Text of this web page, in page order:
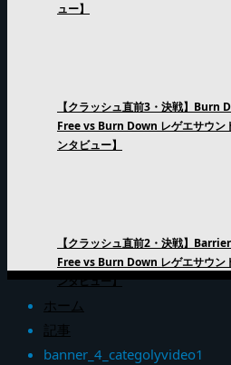
ュー】
【クラッシュ直前3・決戦】Burn
Free vs Burn Down レゲエサウン
ンタビュー】
【クラッシュ直前2・決戦】
Free vs Burn Down レゲエサウン
ンタビュー】
ホーム
記事
banner_4_categolyvideo1